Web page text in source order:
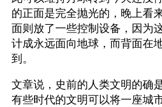
的正面是完全抛光的，晚上看
面则放了一些控制设备，因为
计成永远面向地球，而背面在
到。
文章说，史前的人类文明的确
有些时代的文明可以将一座城